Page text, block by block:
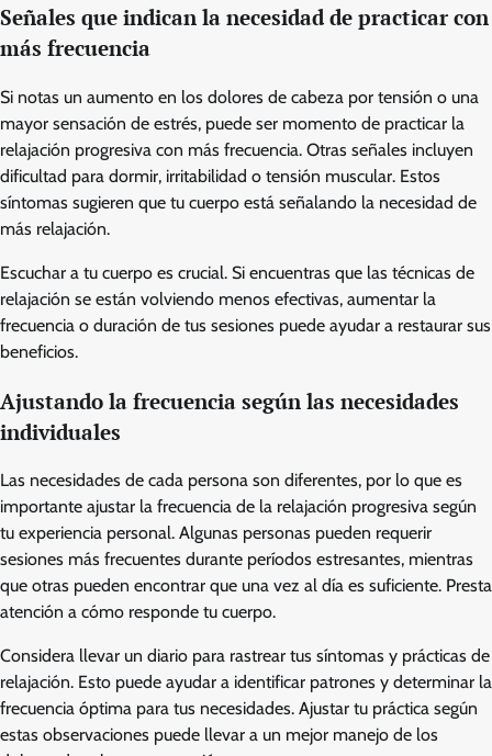
Señales que indican la necesidad de practicar con
más frecuencia
Si notas un aumento en los dolores de cabeza por tensión o una
mayor sensación de estrés, puede ser momento de practicar la
relajación progresiva con más frecuencia. Otras señales incluyen
dificultad para dormir, irritabilidad o tensión muscular. Estos
síntomas sugieren que tu cuerpo está señalando la necesidad de
más relajación.
Escuchar a tu cuerpo es crucial. Si encuentras que las técnicas de
relajación se están volviendo menos efectivas, aumentar la
frecuencia o duración de tus sesiones puede ayudar a restaurar sus
beneficios.
Ajustando la frecuencia según las necesidades
individuales
Las necesidades de cada persona son diferentes, por lo que es
importante ajustar la frecuencia de la relajación progresiva según
tu experiencia personal. Algunas personas pueden requerir
sesiones más frecuentes durante períodos estresantes, mientras
que otras pueden encontrar que una vez al día es suficiente. Presta
atención a cómo responde tu cuerpo.
Considera llevar un diario para rastrear tus síntomas y prácticas de
relajación. Esto puede ayudar a identificar patrones y determinar la
frecuencia óptima para tus necesidades. Ajustar tu práctica según
estas observaciones puede llevar a un mejor manejo de los